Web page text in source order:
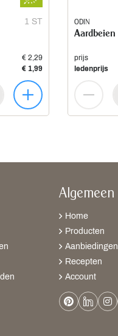
1 ST
€ 2,29
€ 1,99
ODIN
Aardbeien
prijs
ledenprijs
Algemeen
Home
Producten
Aanbiedingen
Recepten
Account